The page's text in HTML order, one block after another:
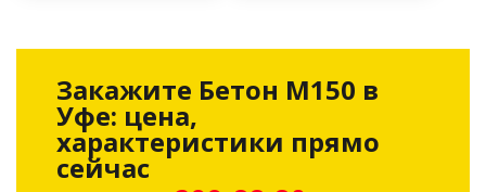
Закажите Бетон М150 в
Уфе: цена,
характеристики прямо
сейчас